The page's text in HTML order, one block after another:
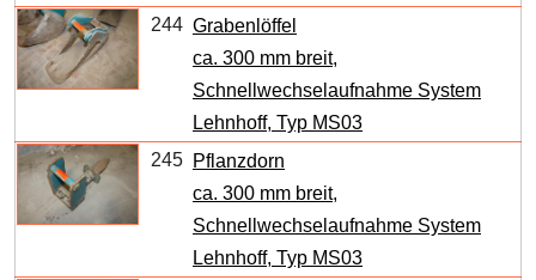
244 Grabenlöffel
ca. 300 mm breit,
Schnellwechselaufnahme System
Lehnhoff, Typ MS03
245 Pflanzdorn
ca. 300 mm breit,
Schnellwechselaufnahme System
Lehnhoff, Typ MS03